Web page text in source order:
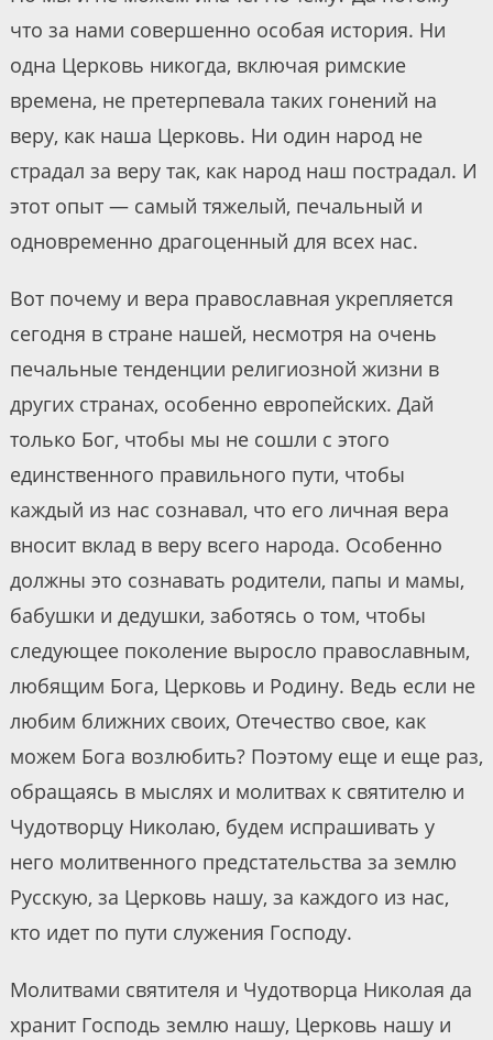
что за нами совершенно особая история. Ни
одна Церковь никогда, включая римские
времена, не претерпевала таких гонений на
веру, как наша Церковь. Ни один народ не
страдал за веру так, как народ наш пострадал. И
этот опыт — самый тяжелый, печальный и
одновременно драгоценный для всех нас.
Вот почему и вера православная укрепляется
сегодня в стране нашей, несмотря на очень
печальные тенденции религиозной жизни в
других странах, особенно европейских. Дай
только Бог, чтобы мы не сошли с этого
единственного правильного пути, чтобы
каждый из нас сознавал, что его личная вера
вносит вклад в веру всего народа. Особенно
должны это сознавать родители, папы и мамы,
бабушки и дедушки, заботясь о том, чтобы
следующее поколение выросло православным,
любящим Бога, Церковь и Родину. Ведь если не
любим ближних своих, Отечество свое, как
можем Бога возлюбить? Поэтому еще и еще раз,
обращаясь в мыслях и молитвах к святителю и
Чудотворцу Николаю, будем испрашивать у
него молитвенного предстательства за землю
Русскую, за Церковь нашу, за каждого из нас,
кто идет по пути служения Господу.
Молитвами святителя и Чудотворца Николая да
хранит Господь землю нашу, Церковь нашу и